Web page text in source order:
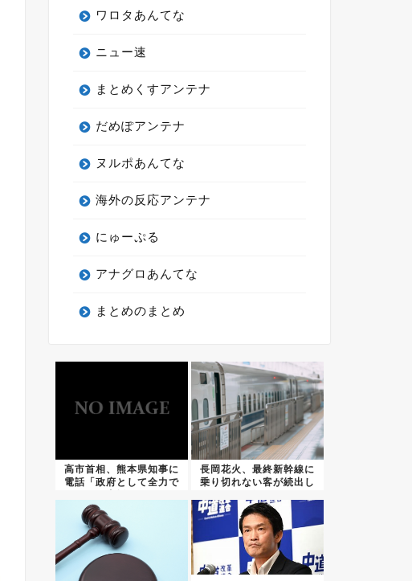
ワロタあんてな
ニュー速
まとめくすアンテナ
だめぽアンテナ
ヌルポあんてな
海外の反応アンテナ
にゅーぷる
アナグロあんてな
まとめのまとめ
高市首相、熊本県知事に
電話「政府として全力で
長岡花火、最終新幹線に
乗り切れない客が続出し